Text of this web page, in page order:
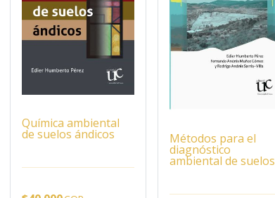
Química ambiental
de suelos ándicos Métodos para el
diagnóstico
ambiental de suelos